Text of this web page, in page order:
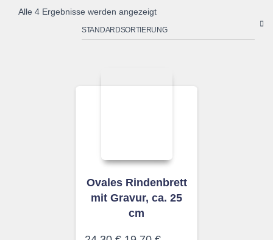
Alle 4 Ergebnisse werden angezeigt
Ovales Rindenbrett
mit Gravur, ca. 25
cm